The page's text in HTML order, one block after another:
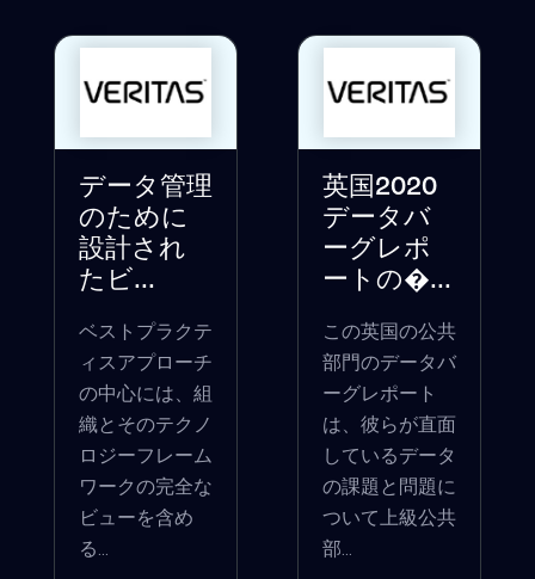
データ管理
のために
設計され
たビ...
ベストプラクテ
ィスアプローチ
の中心には、組
織とそのテクノ
ロジーフレーム
ワークの完全な
ビューを含め
る...
英国2020
データバ
ーグレポ
ートの�...
この英国の公共
部門のデータバ
ーグレポート
は、彼らが直面
しているデータ
の課題と問題に
ついて上級公共
部...